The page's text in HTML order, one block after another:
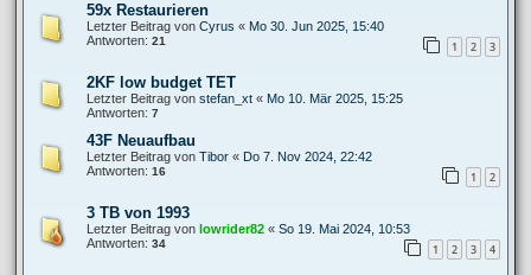
59x Restaurieren
Letzter Beitrag von Cyrus « Mo 30. Jun 2025, 15:40
Antworten: 21 1 2 3
2KF low budget TET
Letzter Beitrag von stefan_xt « Mo 10. Mär 2025, 15:25
Antworten: 7
43F Neuaufbau
Letzter Beitrag von Tibor « Do 7. Nov 2024, 22:42
Antworten: 16 1 2
3 TB von 1993
Letzter Beitrag von lowrider82 « So 19. Mai 2024, 10:53
Antworten: 34 1 2 3 4